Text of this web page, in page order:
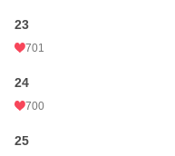
23
701
24
700
25